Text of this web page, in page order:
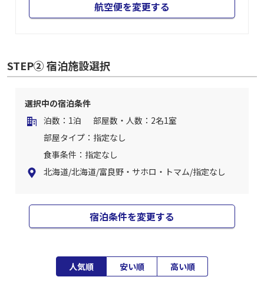
航空便を変更する
STEP② 宿泊施設選択
選択中の宿泊条件
泊数：1泊
部屋数・人数：2名1室
部屋タイプ：指定なし
食事条件：指定なし
北海道/北海道/富良野・サホロ・トマム/指定なし
宿泊条件を変更する
人気順 安い順 高い順